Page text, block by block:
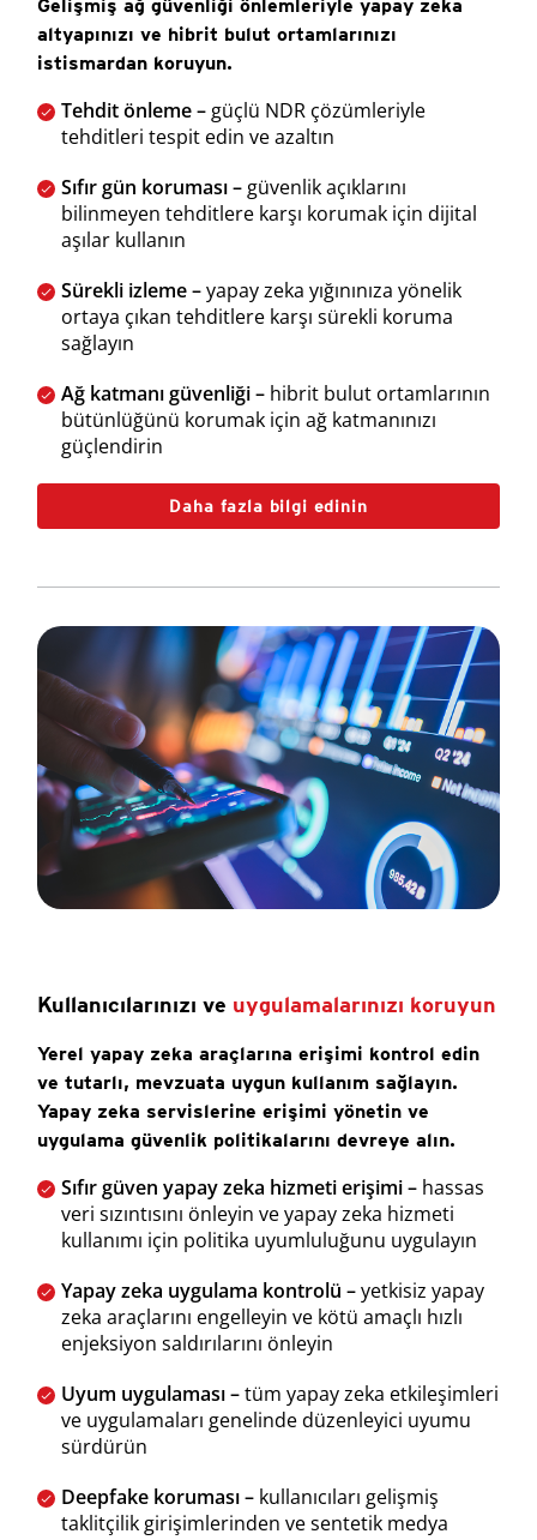
Gelişmiş ağ güvenliği önlemleriyle yapay zeka
altyapınızı ve hibrit bulut ortamlarınızı
istismardan koruyun.
Tehdit önleme – güçlü NDR çözümleriyle
tehditleri tespit edin ve azaltın
Sıfır gün koruması – güvenlik açıklarını
bilinmeyen tehditlere karşı korumak için dijital
aşılar kullanın
Sürekli izleme –yapay zeka yığınınıza yönelik
ortaya çıkan tehditlere karşı sürekli koruma
sağlayın
Ağ katmanı güvenliği – hibrit bulut ortamlarının
bütünlüğünü korumak için ağ katmanınızı
güçlendirin
Daha fazla bilgi edinin
Kullanıcılarınızı ve uygulamalarınızı koruyun
Yerel yapay zeka araçlarına erişimi kontrol edin
ve tutarlı, mevzuata uygun kullanım sağlayın.
Yapay zeka servislerine erişimi yönetin ve
uygulama güvenlik politikalarını devreye alın.
Sıfır güven yapay zeka hizmeti erişimi – hassas
veri sızıntısını önleyin ve yapay zeka hizmeti
kullanımı için politika uyumluluğunu uygulayın
Yapay zeka uygulama kontrolü –yetkisiz yapay
zeka araçlarını engelleyin ve kötü amaçlı hızlı
enjeksiyon saldırılarını önleyin
Uyum uygulaması –tüm yapay zeka etkileşimleri
ve uygulamaları genelinde düzenleyici uyumu
sürdürün
Deepfake koruması – kullanıcıları gelişmiş
taklitçilik girişimlerinden ve sentetik medya